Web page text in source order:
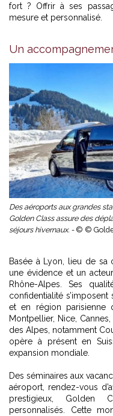
fort ? Offrir à ses
mesure et personnalisé.
Un
Des aéroports aux grandes
Golden Class assure des
séjours hivernaux. - © ©
Basée à Lyon, lieu de sa
une évidence et un
Rhône-Alpes. Ses
confidentialité
et en région parisienne
Montpellier, Nice,
des Alpes, notamment
opère à présent en
expansion mondiale.
Des séminaires aux
aéroport, rendez-vous
prestigieux, Golden
personnalisés. Cette